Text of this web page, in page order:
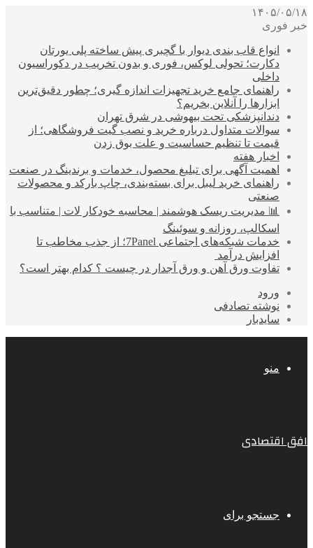
۱۴۰۵/۰۵/۱۸
خبر فوری
انواع قاب بندی دیوار با گچبری پیش ساخته پلی یورتان
دکارت؛ تحولی لوکس، فوری و بدون تخریب در دکوراسیون
داخلی
راهنمای جامع خرید تجهیزات اندازه گیری؛ چطور دقیق‌ترین
ابزارها را آنلاین بخریم؟
دندانپزشکی تحت بیهوشی در شرق تهران
سوالات متداول درباره خرید و نصب گیت فروشگاهی؛ از
قیمت تا تنظیم حساسیت و علت بوق زدن
اخبار هفته
اهمیت آگهی برای تبلیغ محصول، خدمات و برندینگ در صنعت
راهنمای خرید لیبل برای بسته‌بندی، چاپ بارکد و محصولات
صنعتی
📊 مدیریت ریسک هوشمند | محاسبه خودکار لات | متناسب با
اسکالپ، روزانه و سوئینگ
خدمات شبکه‌های اجتماعی 7Panel؛ از جذب مخاطب تا
افزایش درآمد
تفاوت ورق آهن و ورق آجدار در چیست ؟ کدام بهتر است؟
ورود
نوشته تصادفی
سایدبار
منو
افق اقتصادی
جستجو برای